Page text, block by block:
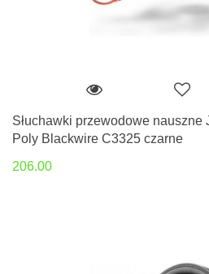
Słuchawki przewodowe nauszne
Poly Blackwire C3325 czarne
206.00